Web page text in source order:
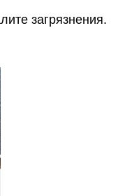
загрязнения.